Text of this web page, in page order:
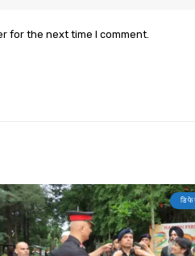
for the next time I comment.